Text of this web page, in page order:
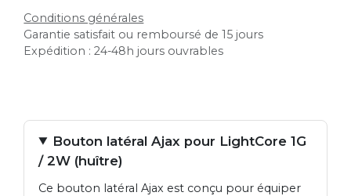
Conditions générales
Garantie satisfait ou remboursé de 15 jours
Expédition : 24-48h jours ouvrables
Bouton latéral Ajax pour LightCore 1G
/ 2W (huître)
Ce bouton latéral Ajax est conçu pour équiper